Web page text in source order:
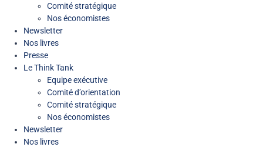
Comité stratégique
Nos économistes
Newsletter
Nos livres
Presse
Le Think Tank
Equipe exécutive
Comité d’orientation
Comité stratégique
Nos économistes
Newsletter
Nos livres